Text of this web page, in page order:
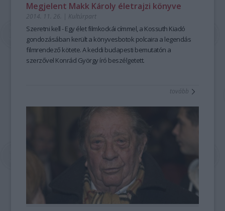
Megjelent Makk Károly életrajzi könyve
2014. 11. 26. | Kultúrpart
Szeretni kell - Egy élet filmkockái címmel, a Kossuth Kiadó
gondozásában került a könyvesbotok polcaira a legendás
filmrendező kötete.A keddi budapesti bemutatón a
szerzővel Konrád György író beszélgetett.
tovább